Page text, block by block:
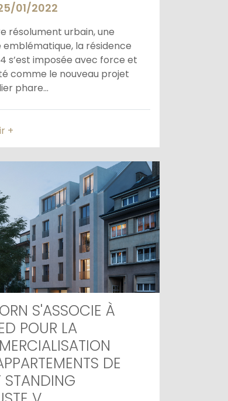
01/2022
résolument urbain, une
emblématique, la résidence
s’est imposée avec force et
comme le nouveau projet
phare...
+
S'ASSOCIE À
POUR LA
DE
STANDING